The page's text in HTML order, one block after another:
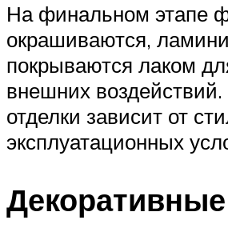
На финальном этапе
окрашиваются,
покрываются лаком
внешних
отделки зависит от
эксплуатационных
Декоративные